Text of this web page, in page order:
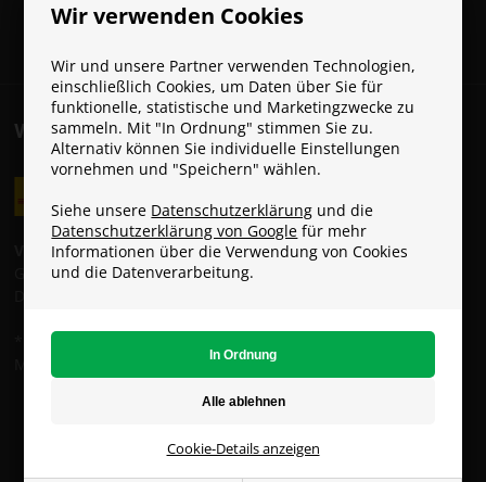
Wir verwenden Cookies
Wir und unsere Partner verwenden Technologien,
einschließlich Cookies, um Daten über Sie für
funktionelle, statistische und Marketingzwecke zu
sammeln. Mit "In Ordnung" stimmen Sie zu.
Alternativ können Sie individuelle Einstellungen
vornehmen und "Speichern" wählen.
Siehe unsere Datenschutzerklärung und die
Datenschutzerklärung von Google für mehr
Informationen über die Verwendung von Cookies
und die Datenverarbeitung.
Cookie-Details anzeigen
VERSANDKOSTEN
Versandkosten:
GLS: 6 € (Gratis ab 49 €)
* Die Standardlieferung ist KOSTENLOS, solange du den
Mindestbestellwert von 49 € erreichst.
Copyright © - Alle Rechte vorbehalten